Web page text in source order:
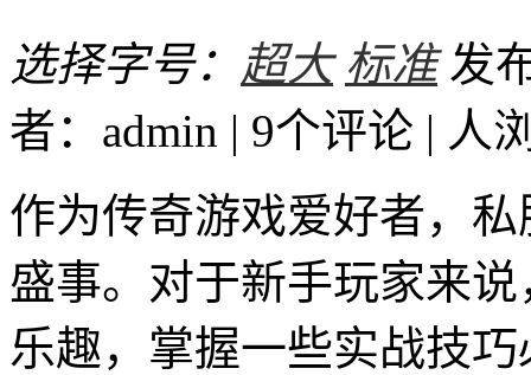
选择字号： 超大 标准 发
者：admin | 9个评论 | 人
作为传奇游戏爱好者，
盛事。对于新手玩家来
乐趣，掌握一些实战技